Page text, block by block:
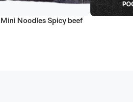
Noodles Spicy beef